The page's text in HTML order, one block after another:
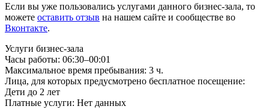
Если вы уже пользовались услугами данного бизнес-зала, то
можете оставить отзыв на нашем сайте и сообществе во
Вконтакте.
Услуги бизнес-зала
Часы работы: 06:30–00:01
Максимальное время пребывания: 3 ч.
Лица, для которых предусмотрено бесплатное посещение:
Дети до 2 лет
Платные услуги: Нет данных